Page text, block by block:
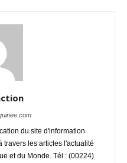
du site d'information
travers les articles l'actualité
et du Monde. Tél : (00224)